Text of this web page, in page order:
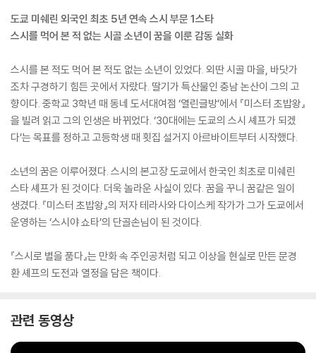
도쿄 미쉐린 외국인 최초 5년 연속 스시 부문 1스타
스시를 먹어 본 적 없는 시골 소년이 꿈을 이룬 감동 실화
스시를 본 적도 먹어 본 적도 없는 소년이 있었다. 외딴 시골 마을, 바닷가
조차 구경하기 힘든 곳에서 자랐다. 딸기가 특산물인 충남 논산이 그의 고
향이다. 중학교 3학년 때 동네 도서대여점 ‘열린글방’에서 『미스터 초밥왕』
을 빌려 읽고 그의 인생은 바뀌었다. ‘30대에는 도쿄의 스시 셰프가 되겠
다’는 목표를 정하고 고등학생 때 횟집 설거지 아르바이트부터 시작했다.
소년의 꿈은 이루어졌다. 스시의 본고장 도쿄에서 한국인 최초로 미쉐린
스타 셰프가 된 것이다. 더욱 놀라운 사실이 있다. 꿈을 꾸니 꿈같은 일이
생겼다. 『미스터 초밥왕』의 저자 테라사와 다이스케 작가가 그가 도쿄에서
운영하는 ‘스시야 쇼타’의 단골손님이 된 것이다.
『스시로 별을 품다』는 만화 속 주인공처럼 되고 이상을 현실로 만든 문경
환 셰프의 도전과 열정을 담은 책이다.
관련 동영상